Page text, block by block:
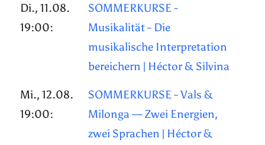
Di., 11.08.
19:00:
SOMMERKURSE -
Musikalität - Die
musikalische Interpretation
bereichern | Héctor & Silvina
Mi., 12.08.
19:00:
SOMMERKURSE - Vals &
Milonga — Zwei Energien,
zwei Sprachen | Héctor &